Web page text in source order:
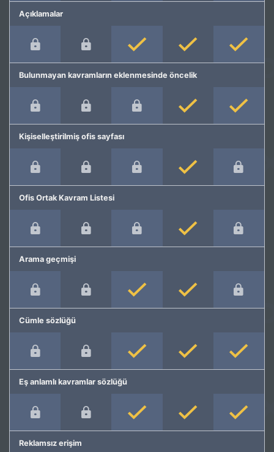
Açıklamalar
Bulunmayan kavramların eklenmesinde öncelik
Kişiselleştirilmiş ofis sayfası
Ofis Ortak Kavram Listesi
Arama geçmişi
Cümle sözlüğü
Eş anlamlı kavramlar sözlüğü
Reklamsız erişim